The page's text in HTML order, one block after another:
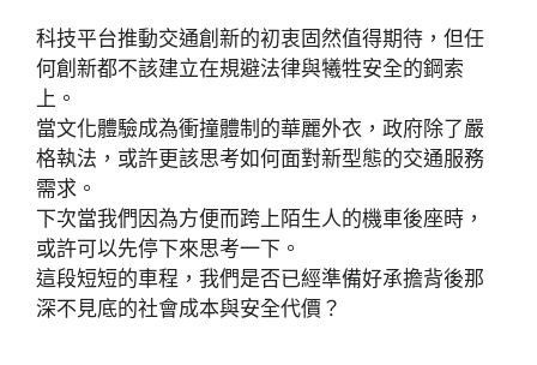
科技平台推動交通創新的初衷固然值得期待，但任
何創新都不該建立在規避法律與犧牲安全的鋼索
上。
當文化體驗成為衝撞體制的華麗外衣，政府除了嚴
格執法，或許更該思考如何面對新型態的交通服務
需求。
下次當我們因為方便而跨上陌生人的機車後座時，
或許可以先停下來思考一下。
這段短短的車程，我們是否已經準備好承擔背後那
深不見底的社會成本與安全代價？